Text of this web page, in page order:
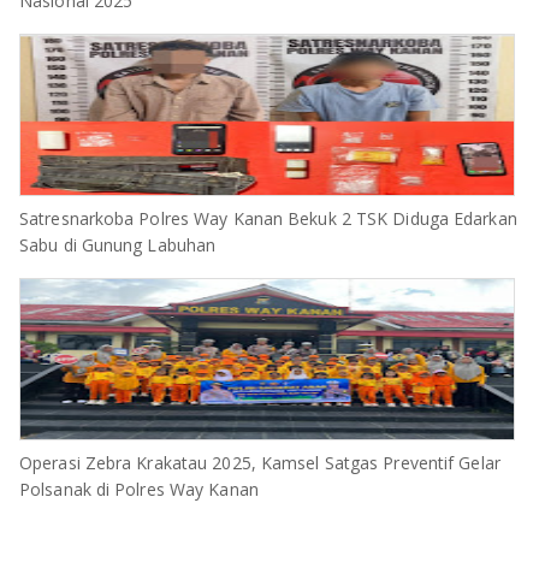
Satresnarkoba Polres Way Kanan Bekuk 2 TSK Diduga Edarkan
Sabu di Gunung Labuhan
Operasi Zebra Krakatau 2025, Kamsel Satgas Preventif Gelar
Polsanak di Polres Way Kanan